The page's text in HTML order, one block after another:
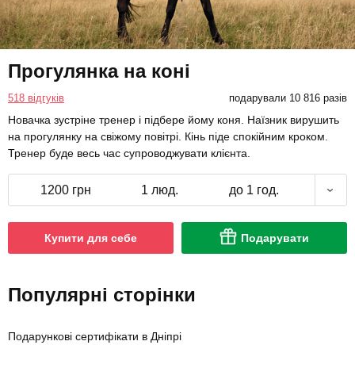
Прогулянка на коні
518 відгуків подарували 10 816 разів
Новачка зустріне тренер і підбере йому коня. Наїзник вирушить
на прогулянку на свіжому повітрі. Кінь піде спокійним кроком.
Тренер буде весь час супроводжувати клієнта.
1200 грн 1 люд. до 1 год.
Купити для себе Подарувати
Популярні сторінки
Подарункові сертифікати в Дніпрі